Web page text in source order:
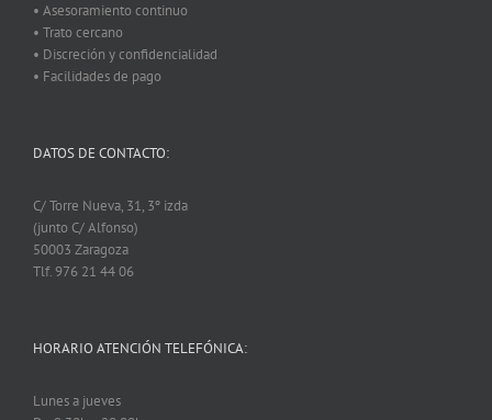
• Asesoramiento continuo
• Trato cercano
• Discreción y confidencialidad
• Facilidades de pago
DATOS DE CONTACTO:
C/ Torre Nueva, 31, 3º izda
(junto C/ Alfonso)
50003 Zaragoza
Tlf. 976 21 44 06
HORARIO ATENCIÓN TELEFÓNICA:
Lunes a jueves